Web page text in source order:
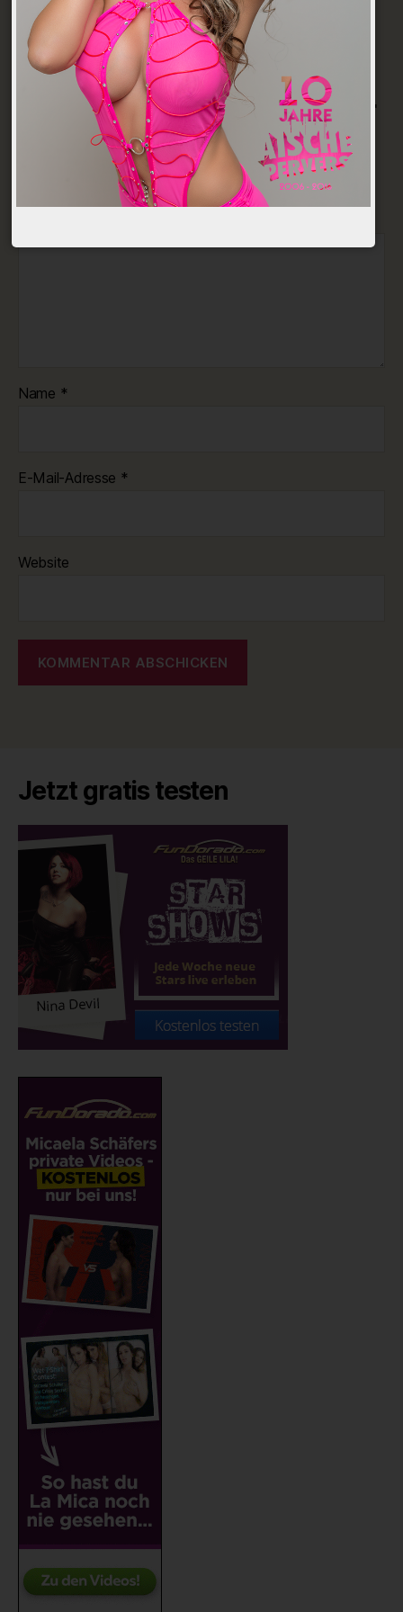
Schreibe einen Kommentar
Deine E-Mail-Adresse wird nicht veröffentlicht.
Erforderliche Felder sind mit*markiert
Name *
E-Mail-Adresse *
Website
Jetzt gratis testen